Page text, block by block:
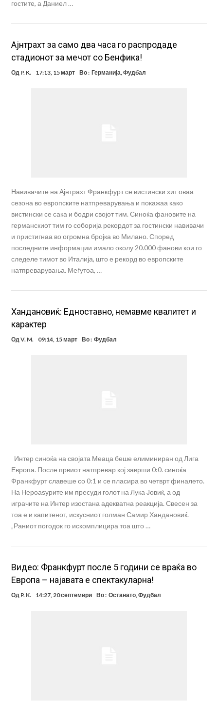
гостите, а Даниел …
Ајнтрахт за само два часа го распродаде
стадионот за мечот со Бенфика!
Од P. K. 17:13, 15 март Во : Германија Фудбал
Навивачите на Ајнтрахт Франкфурт се вистински хит оваа
сезона во европските натпреварувања и покажаа како
вистински се сака и бодри својот тим. Синоќа фановите на
германскиот тим го соборија рекордот за гостински навивачи
и пристигнаа во огромна бројка во Милано. Според
последните информации имало околу 20.000 фанови кои го
следеле тимот во Италија, што е рекорд во европските
натпреварувања. Меѓутоа, …
Хандановиќ: Едноставно, немавме квалитет и
карактер
ОдV. M. 09:14, 15 март Во : Фудбал
Интер синоќа на својата Меаца беше елиминиран од Лига
Европа. После првиот натпревар кој заврши 0:0. синоќа
Франкфурт славеше со 0:1 и се пласира во четврт финалето.
На Нероаѕурите им пресуди голот на Лука Јовиќ, а од
играчите на Интер изостана адекватна реакција. Свесен за
тоа е и капитенот, искусниот голман Самир Хандановиќ.
„Раниот погодок го искомплицира тоа што …
Видео: Франкфурт после 5 години се враќа во
Европа – најавата е спектакуларна!
Од P. K. 14:27, 20 септември Во : Останато,Фудбал